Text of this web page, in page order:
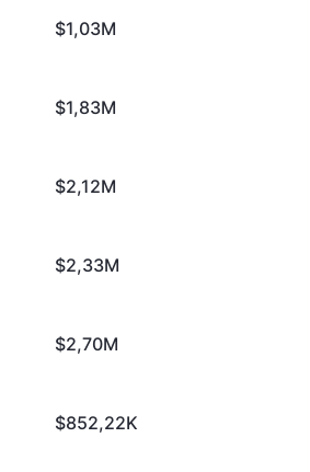
$1,03M
$1,83M
$2,12M
$2,33M
$2,70M
$852,22K